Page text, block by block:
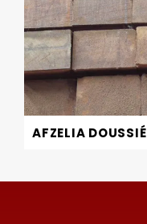
AFZELIA DOUSSIÉ